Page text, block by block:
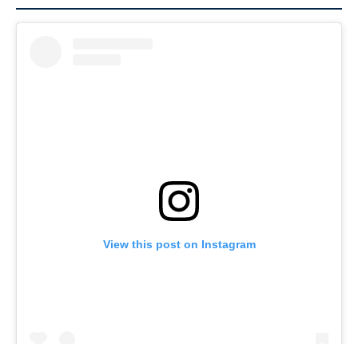
View this post on Instagram